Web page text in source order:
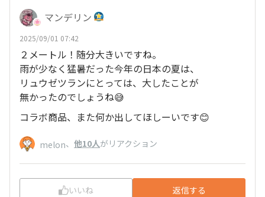
マンデリン
2025/09/01 07:42
２メートル！随分大きいですね。
雨が少なく猛暑だった今年の日本の夏は、
リュウゼツランにとっては、大したことが
無かったのでしょうね😅
コラボ商品、また何か出してほしーいです😊
melon、 他10人がリアクション
いいね 返信する